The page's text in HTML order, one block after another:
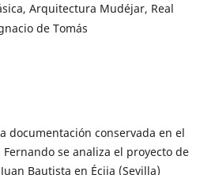
Arquitectura Mudéjar, Real
de Tomás
documentación conservada en el
se analiza el proyecto de
Bautista en Écija (Sevilla)